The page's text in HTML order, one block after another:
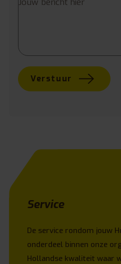
Verstuur
Service
De service rondom jouw
onderdeel binnen onze
Hollandse kwaliteit waar